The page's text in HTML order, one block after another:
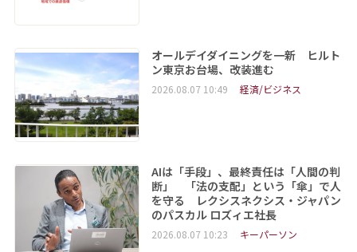
オールデイダイニングを一新 ヒルト
ン東京お台場、改装進む
2026.08.07 10:49 経済/ビジネス
AIは「手段」、最終責任は「人間の判
断」 「法の支配」という「傘」で人
を守る レクシスネクシス・ジャパン
のパスカル ロズィエ社長
2026.08.07 10:23 キーパーソン